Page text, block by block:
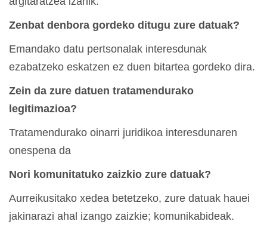
Zenbat denbora gordeko ditugu zure datuak?
Emandako datu pertsonalak interesdunak
ezabatzeko eskatzen ez duen bitartea gordeko dira.
Zein da zure datuen tratamendurako
legitimazioa?
Tratamendurako oinarri juridikoa interesdunaren
onespena da
Nori komunitatuko zaizkio zure datuak?
Aurreikusitako xedea betetzeko, zure datuak hauei
jakinarazi ahal izango zaizkie; komunikabideak.